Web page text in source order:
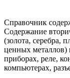
Справочник
Содержание
(золота, серебра,
ценных металлов)
приборах, реле,
компьютерах,